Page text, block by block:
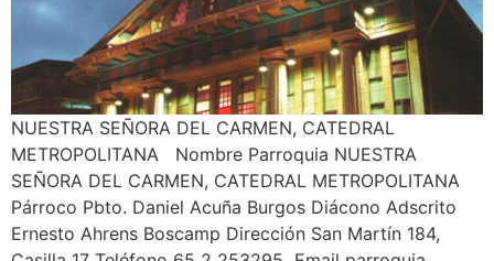
NUESTRA SEÑORA DEL CARMEN, CATEDRAL
METROPOLITANA Nombre Parroquia NUESTRA
SEÑORA DEL CARMEN, CATEDRAL METROPOLITANA
Párroco Pbto. Daniel Acuña Burgos Diácono Adscrito
Ernesto Ahrens Boscamp Dirección San Martín 184,